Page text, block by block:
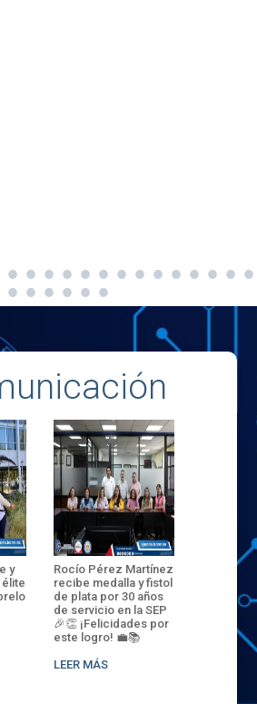
y
Rocío Pérez Martínez
recibe medalla y fistol
de plata por 30 años
de servicio en la SEP
🎉👏 ¡Felicidades por
este logro! 💼📚
LEER MÁS
ENECB-
del
batalla.
32
sede